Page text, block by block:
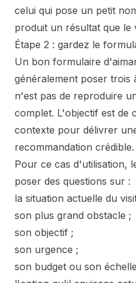
celui qui pose un petit
produit un résultat que le
Étape 2 : gardez le
Un bon formulaire
généralement poser trois
n'est pas de reproduire
complet. L'objectif est de
contexte pour délivrer
recommandation crédible.
Pour ce cas d'utilisation,
poser des questions sur :
la situation actuelle du
son plus grand obstacle ;
son objectif ;
son urgence ;
son budget ou son